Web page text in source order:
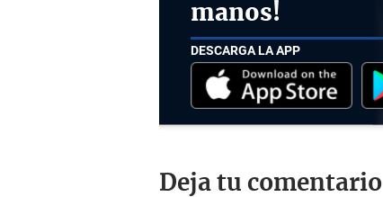
manos!
DESCARGA LA APP
Deja tu comentario